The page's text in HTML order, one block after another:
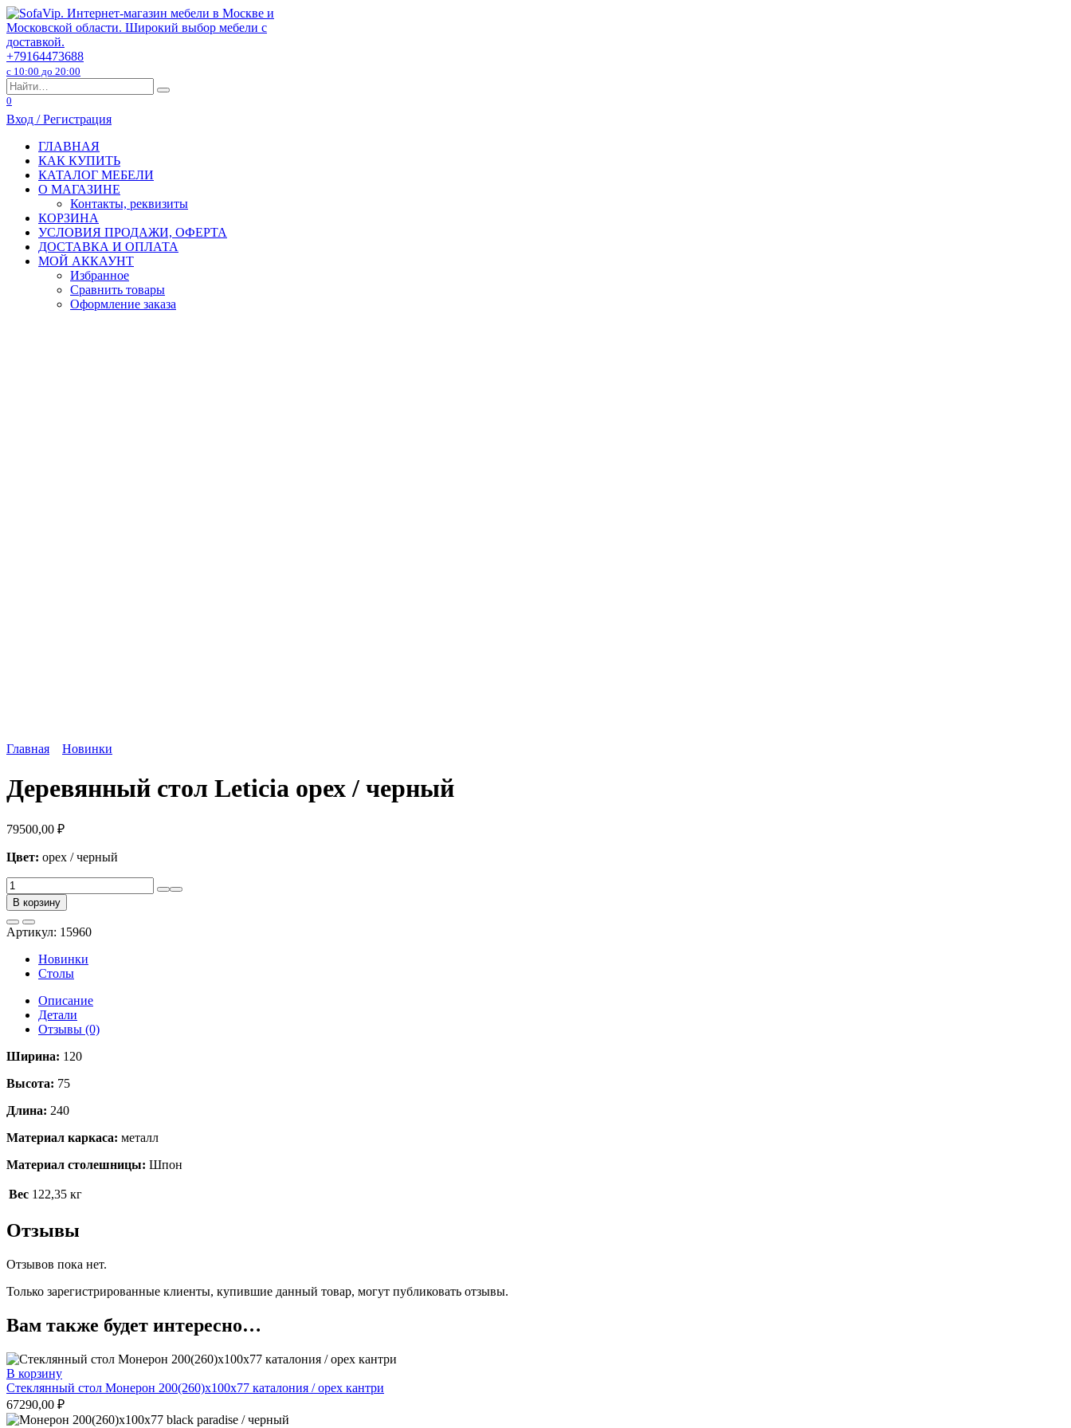
Перейти
к
содержанию
+79164473688
с 10:00 до 20:00
Search
for:
0
Вход / Регистрация
ГЛАВНАЯ
КАК КУПИТЬ
КАТАЛОГ МЕБЕЛИ
О МАГАЗИНЕ
Контакты, реквизиты
КОРЗИНА
УСЛОВИЯ ПРОДАЖИ, ОФЕРТА
ДОСТАВКА И ОПЛАТА
МОЙ АККАУНТ
Избранное
Сравнить товары
Оформление заказа
Главная Новинки
Деревянный стол Leticia орех / черный
79500,00 ₽
Цвет: орех / черный
Количество
товара
Деревянный
стол
Leticia
орех
черный
В корзину
Артикул: 15960
Новинки
Столы
Описание
Детали
Отзывы (0)
Ширина: 120
Высота: 75
Длина: 240
Материал каркаса: металл
Материал столешницы: Шпон
Вес 122,35 кг
Отзывы
Отзывов пока нет.
Только зарегистрированные клиенты, купившие данный товар, могут публиковать отзывы.
Вам также будет интересно…
В корзину
Стеклянный стол Монерон 200(260)х100х77 каталония / орех кантри
67290,00 ₽